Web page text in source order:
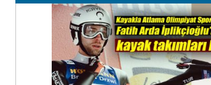
11 Mayıs 2026 Pazartesi